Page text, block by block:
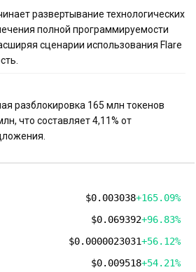
развертывание технологических
полной программируемости
сценарии использования Flare
разблокировка 165 млн токенов
что составляет 4,11% от
$0.003038+165.09%
$0.069392+96.83%
$0.0000023031+56.12%
$0.009518+54.21%